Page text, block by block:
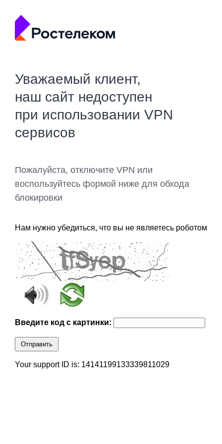
Уважаемый клиент,
наш сайт недоступен
при использовании VPN
сервисов
Пожалуйста, отключите VPN или
воспользуйтесь формой ниже для обхода
блокировки
Нам нужно убедиться, что вы не являетесь роботом
Введите код с картинки:
Отправить
Your support ID is: 14141199133339811029